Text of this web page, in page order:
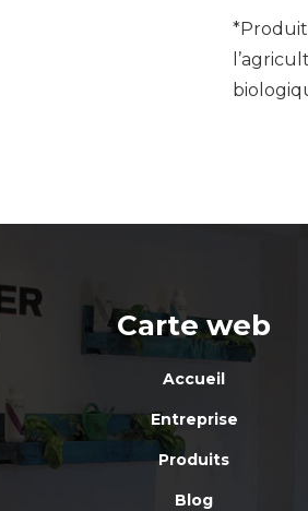
Carte web
Accueil
Entreprise
Produits
Blog